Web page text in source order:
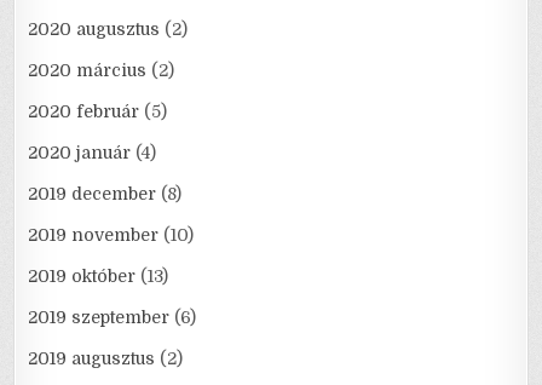
2020 augusztus (2)
2020 március (2)
2020 február (5)
2020 január (4)
2019 december (8)
2019 november (10)
2019 október (13)
2019 szeptember (6)
2019 augusztus (2)